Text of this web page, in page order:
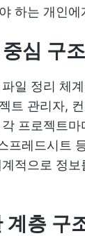
하는 개인에
심 구조
일 정리 체
트 관리자,
프로젝트
프레드시트
적으로 정보
계층 구